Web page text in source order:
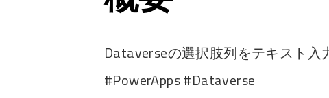
Dataverseの選択肢列をテキスト
#PowerApps #Dataverse